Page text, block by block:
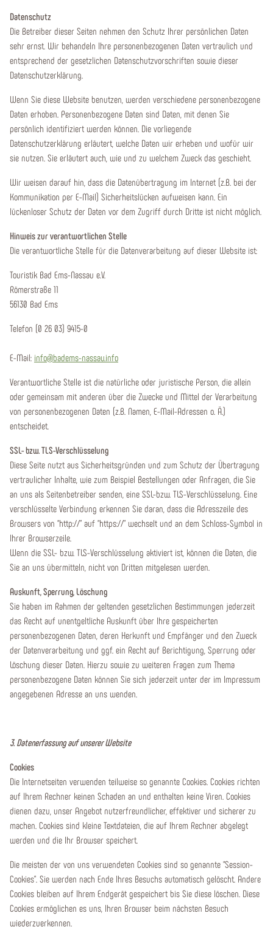
Datenschutz
Die Betreiber dieser Seiten nehmen den Schutz Ihrer persönlichen Daten
sehr ernst. Wir behandeln Ihre personenbezogenen Daten vertraulich und
entsprechend der gesetzlichen Datenschutzvorschriften sowie dieser
Datenschutzerklärung.
Wenn Sie diese Website benutzen, werden verschiedene personenbezogene
Daten erhoben. Personenbezogene Daten sind Daten, mit denen Sie
persönlich identifiziert werden können. Die vorliegende
Datenschutzerklärung erläutert, welche Daten wir erheben und wofür wir
sie nutzen. Sie erläutert auch, wie und zu welchem Zweck das geschieht.
Wir weisen darauf hin, dass die Datenübertragung im Internet (z.B. bei der
Kommunikation per E-Mail) Sicherheitslücken aufweisen kann. Ein
lückenloser Schutz der Daten vor dem Zugriff durch Dritte ist nicht möglich.
Hinweis zur verantwortlichen Stelle
Die verantwortliche Stelle für die Datenverarbeitung auf dieser Website ist:
Touristik Bad Ems-Nassau e.V.
Römerstraße 11
56130 Bad Ems
Telefon (0 26 03) 9415-0
E-Mail: info@badems-nassau.info
Verantwortliche Stelle ist die natürliche oder juristische Person, die allein
oder gemeinsam mit anderen über die Zwecke und Mittel der Verarbeitung
von personenbezogenen Daten (z.B. Namen, E-Mail-Adressen o. Ä.)
entscheidet.
SSL- bzw. TLS-Verschlüsselung
Diese Seite nutzt aus Sicherheitsgründen und zum Schutz der Übertragung
vertraulicher Inhalte, wie zum Beispiel Bestellungen oder Anfragen, die Sie
an uns als Seitenbetreiber senden, eine SSL-bzw. TLS-Verschlüsselung. Eine
verschlüsselte Verbindung erkennen Sie daran, dass die Adresszeile des
Browsers von “http://” auf “https://” wechselt und an dem Schloss-Symbol in
Ihrer Browserzeile.
Wenn die SSL- bzw. TLS-Verschlüsselung aktiviert ist, können die Daten, die
Sie an uns übermitteln, nicht von Dritten mitgelesen werden.
Auskunft, Sperrung, Löschung
Sie haben im Rahmen der geltenden gesetzlichen Bestimmungen jederzeit
das Recht auf unentgeltliche Auskunft über Ihre gespeicherten
personenbezogenen Daten, deren Herkunft und Empfänger und den Zweck
der Datenverarbeitung und ggf. ein Recht auf Berichtigung, Sperrung oder
Löschung dieser Daten. Hierzu sowie zu weiteren Fragen zum Thema
personenbezogene Daten können Sie sich jederzeit unter der im Impressum
angegebenen Adresse an uns wenden.
3. Datenerfassung auf unserer Website
Cookies
Die Internetseiten verwenden teilweise so genannte Cookies. Cookies richten
auf Ihrem Rechner keinen Schaden an und enthalten keine Viren. Cookies
dienen dazu, unser Angebot nutzerfreundlicher, effektiver und sicherer zu
machen. Cookies sind kleine Textdateien, die auf Ihrem Rechner abgelegt
werden und die Ihr Browser speichert.
Die meisten der von uns verwendeten Cookies sind so genannte “Session-
Cookies”. Sie werden nach Ende Ihres Besuchs automatisch gelöscht. Andere
Cookies bleiben auf Ihrem Endgerät gespeichert bis Sie diese löschen. Diese
Cookies ermöglichen es uns, Ihren Browser beim nächsten Besuch
wiederzuerkennen.